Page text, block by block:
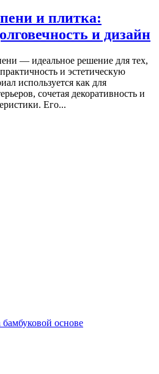
и плитка:
и дизайн
— идеальное решение для тех,
и эстетическую
используется как для
сочетая декоративность и
Его...
основе